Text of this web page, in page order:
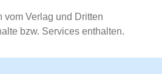
vom Verlag und Dritten
bzw. Services enthalten.